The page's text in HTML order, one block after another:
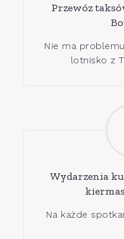
Przewóz
Nie ma
lotnisko z
Wydarzenia
Na każde